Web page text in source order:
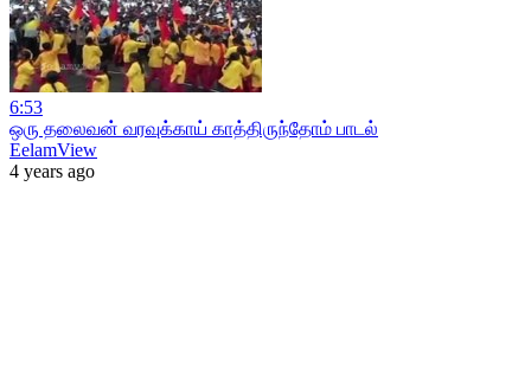
6:53
ஒரு தலைவன் வரவுக்காய் காத்திருந்தோம் பாடல்
EelamView
4 years ago